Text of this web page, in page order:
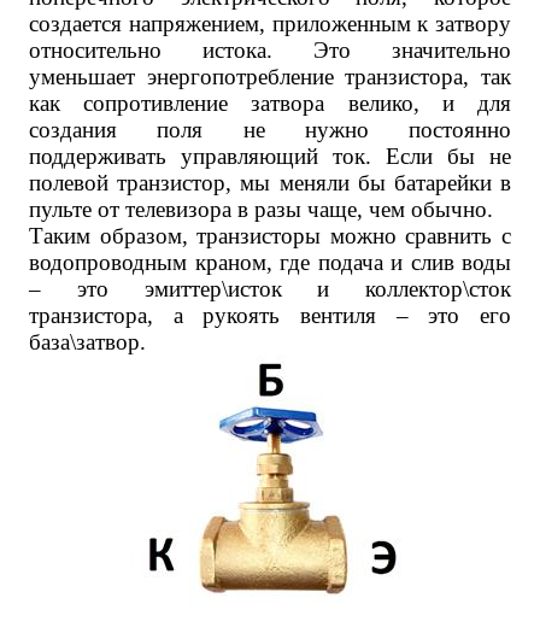
создается напряжением, приложенным к затвору
относительно истока. Это значительно
уменьшает энергопотребление транзистора, так
как сопротивление затвора велико, и для
создания поля не нужно постоянно
поддерживать управляющий ток. Если бы не
полевой транзистор, мы меняли бы батарейки в
пульте от телевизора в разы чаще, чем обычно.
Таким образом, транзисторы можно сравнить с
водопроводным краном, где подача и слив воды
– это эмиттер\исток и коллектор\сток
транзистора, а рукоять вентиля – это его
база\затвор.